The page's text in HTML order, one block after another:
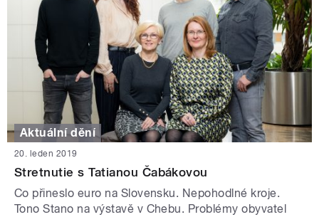
Aktuální dění
20. leden 2019
Stretnutie s Tatianou Čabákovou
Co přineslo euro na Slovensku. Nepohodlné kroje.
Tono Stano na výstavě v Chebu. Problémy obyvatel